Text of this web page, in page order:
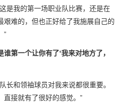
是我的第一场职业队比赛，还是在
艰难的，但也正好给了我施展自己的
”
第一个让你有了‘我来对地方了，
长和领袖球员对我来说都很重要。
直接就有了很好的感觉。”